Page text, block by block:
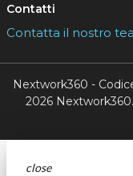
Contatti
Contatta il nostro
Nextwork360 -
2026
close